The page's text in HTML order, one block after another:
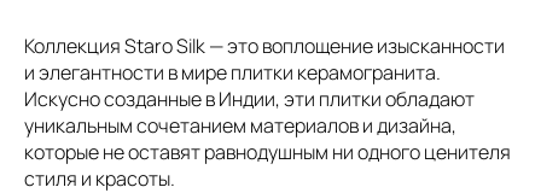
Коллекция Staro Silk — это воплощение изысканности
и элегантности в мире плитки керамогранита.
Искусно созданные в Индии, эти плитки обладают
уникальным сочетанием материалов и дизайна,
которые не оставят равнодушным ни одного ценителя
стиля и красоты.